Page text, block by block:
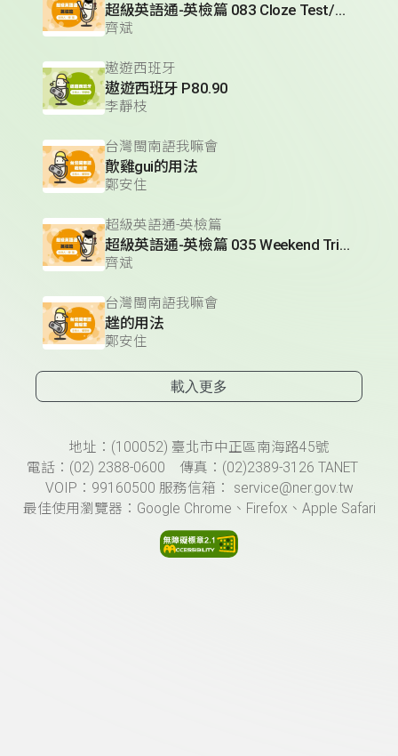
超級英語通-英檢篇 083 Cloze Test/段落填空-13
齊斌
遨遊西班牙
遨遊西班牙 P80.90
李靜枝
台灣閩南語我嘛會
歕雞gui的用法
鄭安住
超級英語通-英檢篇
超級英語通-英檢篇 035 Weekend Trip- 週末旅遊
齊斌
台灣閩南語我嘛會
趖的用法
鄭安住
載入更多
頁尾資訊地址：(100052) 臺北市中正區南海路45號
電話：(02) 2388-0600 傳真：(02)2389-3126 TANET
VOIP：99160500 服務信箱： service@ner.gov.tw
最佳使用瀏覽器：Google Chrome、Firefox、Apple Safari